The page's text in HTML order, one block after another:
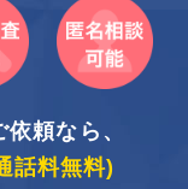
頼なら、
話料無料)